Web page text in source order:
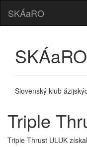
SKÁaRO
SKÁaRO
Slovenský klub
Triple
Triple Thrust ULUK